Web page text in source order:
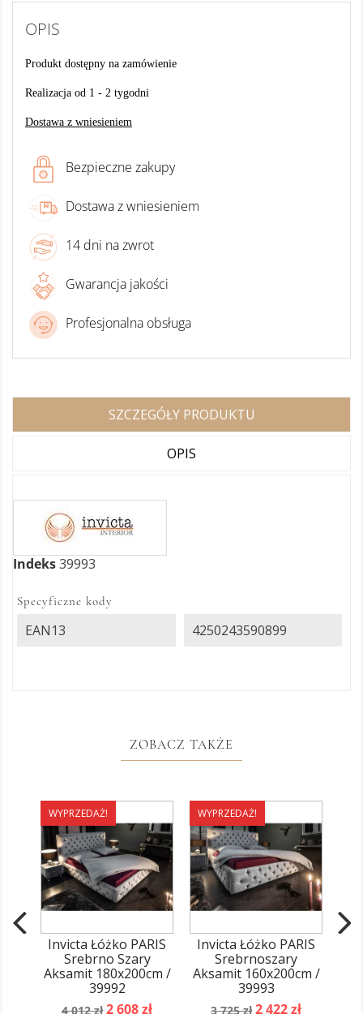
OPIS
Produkt dostępny na zamówienie
Realizacja od 1 - 2 tygodni
Dostawa z wniesieniem
Bezpieczne zakupy
Dostawa z wniesieniem
14 dni na zwrot
Gwarancja jakości
Profesjonalna obsługa
SZCZEGÓŁY PRODUKTU
OPIS
Indeks39993
Specyficzne kody
EAN13 4250243590899
ZOBACZ TAKŻE
WYPRZEDAŻ!
Invicta Łóżko PARIS
Srebrno Szary
Aksamit 180x200cm /
39992
Cena
4 012 zł Cena
2 608 zł
WYPRZEDAŻ!
Invicta Łóżko PARIS
Srebrnoszary
Aksamit 160x200cm /
39993
Cena
3 725 zł Cena
2 422 zł